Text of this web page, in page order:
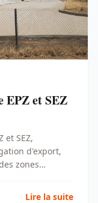
EPZ et SEZ
et SEZ,
d'export,
zones
Lire la suite